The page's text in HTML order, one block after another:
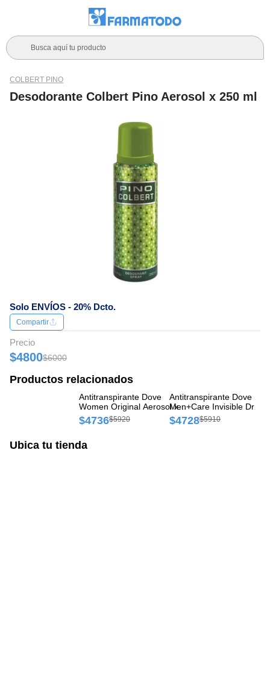
Busca aquí tu producto
Solo ENVÍOS - 20% Dcto.
COLBERT PINO
Desodorante Colbert Pino Aerosol x 250 ml
Compartir
Precio
$4800$6000
Productos relacionados
Antitranspirante Dove
Women Original Aerosol x
87 g
$4736$5920
Antitranspirante Dove
Men+Care Invisible Dry
Aerosol x 150 ml
$4728$5910
Ubica tu tienda